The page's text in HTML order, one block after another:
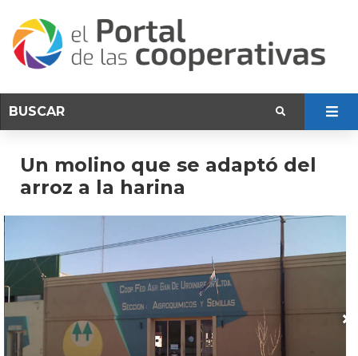
Un molino que se adaptó del
arroz a la harina